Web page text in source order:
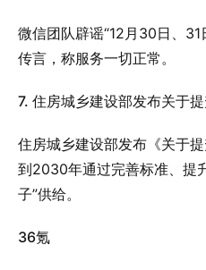
微信团队辟谣“12月30日、
传言，称服务一切正常。
7. 住房城乡建设部发布关于
住房城乡建设部发布《关于
到2030年通过完善标准、提
子”供给。
36氪